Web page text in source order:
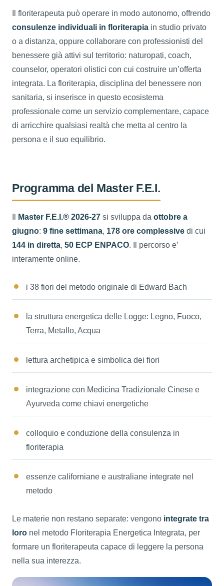
Il floriterapeuta può operare in modo autonomo, offrendo
consulenze individuali in floriterapia in studio privato
o a distanza, oppure collaborare con professionisti del
benessere già attivi sul territorio: naturopati, coach,
counselor, operatori olistici con cui costruire un’offerta
integrata. La floriterapia, disciplina del benessere non
sanitaria, si inserisce in questo ecosistema
professionale come un servizio complementare, capace
di arricchire qualsiasi realtà che metta al centro la
persona e il suo equilibrio.
Programma del Master F.E.I.
Master F.E.I.® 2026-27 si sviluppa da ottobre a
giugno: 9 fine settimana, 178 ore complessive di cui
144 in diretta, 50 ECP ENPACO. Il percorso e’
interamente online.
i 38 fiori del metodo originale di Edward Bach
la struttura energetica delle Logge: Legno, Fuoco,
Terra, Metallo, Acqua
lettura archetipica e simbolica dei fiori
integrazione con Medicina Tradizionale Cinese e
Ayurveda come chiavi energetiche
colloquio e conduzione della consulenza in
floriterapia
essenze californiane e australiane integrate nel
metodo
Le materie non restano separate: vengono integrate tra
loro nel metodo Floriterapia Energetica Integrata, per
formare un floriterapeuta capace di leggere la persona
nella sua interezza.